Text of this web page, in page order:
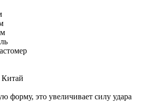
Китай
форму, это увеличивает силу удара